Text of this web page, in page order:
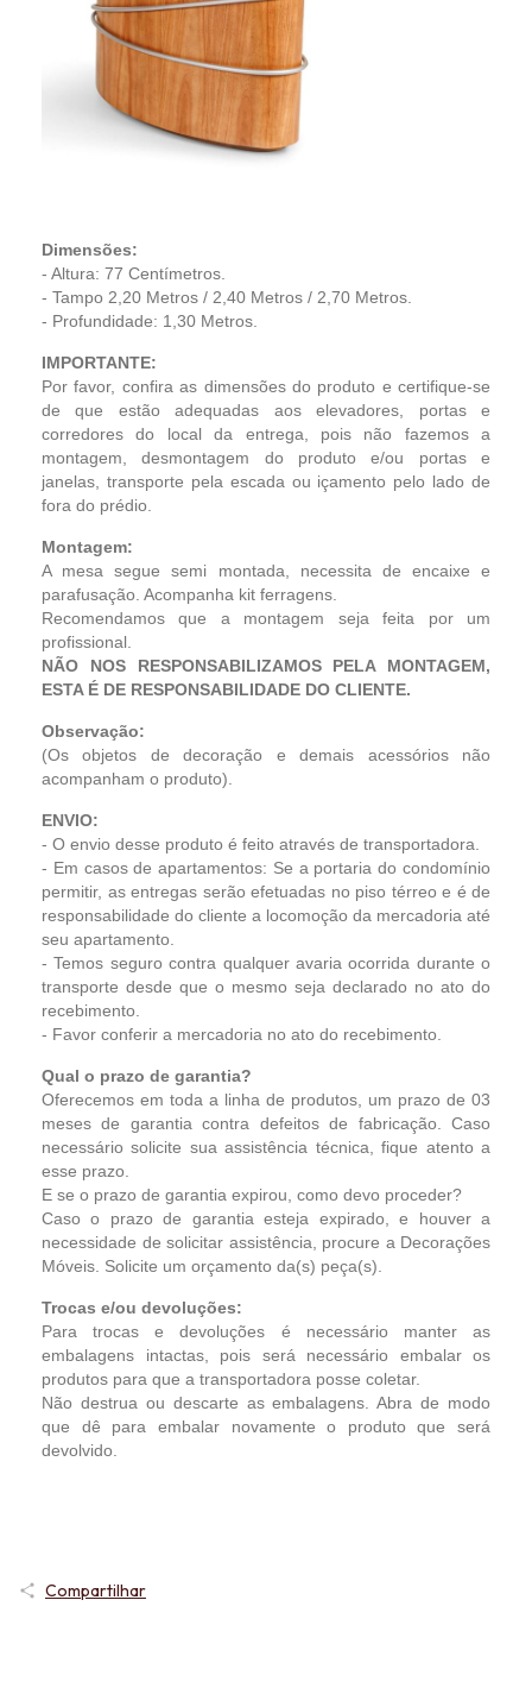
Dimensões:
- Altura: 77 Centímetros.
- Tampo 2,20 Metros / 2,40 Metros / 2,70 Metros.
- Profundidade: 1,30 Metros.
IMPORTANTE:
Por favor, confira as dimensões do produto e certifique-se
de que estão adequadas aos elevadores, portas e
corredores do local da entrega, pois não fazemos a
montagem, desmontagem do produto e/ou portas e
janelas, transporte pela escada ou içamento pelo lado de
fora do prédio.
Montagem:
A mesa segue semi montada, necessita de encaixe e
parafusação. Acompanha kit ferragens.
Recomendamos que a montagem seja feita por um
profissional.
NÃO NOS RESPONSABILIZAMOS PELA MONTAGEM,
ESTA É DE RESPONSABILIDADE DO CLIENTE.
Observação:
(Os objetos de decoração e demais acessórios não
acompanham o produto).
ENVIO:
- O envio desse produto é feito através de transportadora.
- Em casos de apartamentos: Se a portaria do condomínio
permitir, as entregas serão efetuadas no piso térreo e é de
responsabilidade do cliente a locomoção da mercadoria até
seu apartamento.
- Temos seguro contra qualquer avaria ocorrida durante o
transporte desde que o mesmo seja declarado no ato do
recebimento.
- Favor conferir a mercadoria no ato do recebimento.
Qual o prazo de garantia?
Oferecemos em toda a linha de produtos, um prazo de 03
meses de garantia contra defeitos de fabricação. Caso
necessário solicite sua assistência técnica, fique atento a
esse prazo.
E se o prazo de garantia expirou, como devo proceder?
Caso o prazo de garantia esteja expirado, e houver a
necessidade de solicitar assistência, procure a Decorações
Móveis. Solicite um orçamento da(s) peça(s).
Trocas e/ou devoluções:
Para trocas e devoluções é necessário manter as
embalagens intactas, pois será necessário embalar os
produtos para que a transportadora posse coletar.
Não destrua ou descarte as embalagens. Abra de modo
que dê para embalar novamente o produto que será
devolvido.
Compartilhar